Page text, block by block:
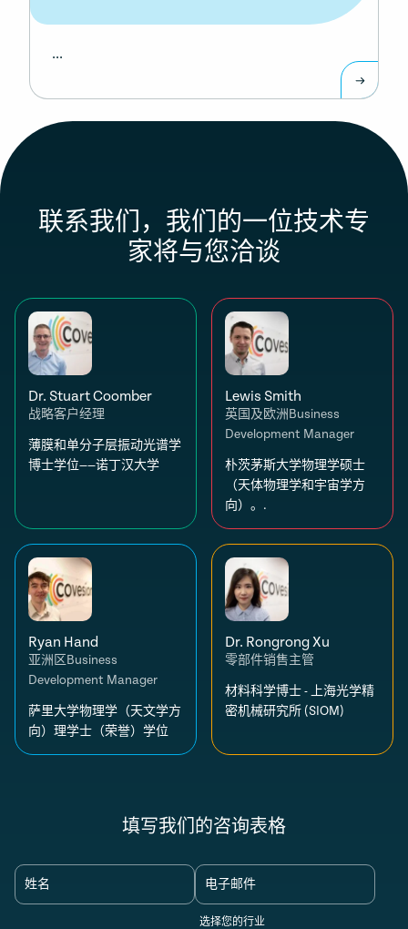
...
联系我们，我们的一位技术专
家将与您洽谈
Dr. Stuart Coomber
战略客户经理
薄膜和单分子层振动光谱学
博士学位——诺丁汉大学
Lewis Smith
英国及欧洲Business
Development Manager
朴茨茅斯大学物理学硕士
（天体物理学和宇宙学方
向）。.
Ryan Hand
亚洲区Business
Development Manager
萨里大学物理学（天文学方
向）理学士（荣誉）学位
Dr. Rongrong Xu
零部件销售主管
材料科学博士 - 上海光学精
密机械研究所 (SIOM)
填写我们的咨询表格
姓名 电子邮件
选择您的行业